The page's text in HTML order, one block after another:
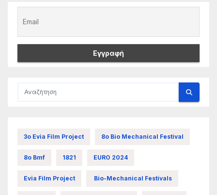
3ο Evia Film Project 8ο Bio Mechanical Festival
8ο Bmf 1821 EURO 2024
Evia Film Project Bio-Mechanical Festivals